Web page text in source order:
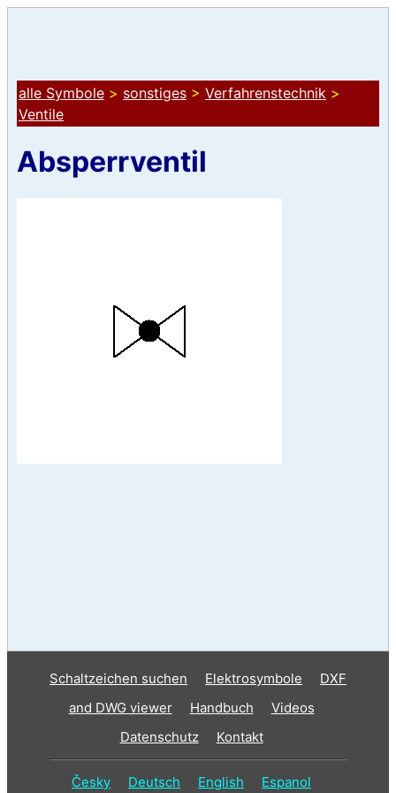
alle Symbole > sonstiges > Verfahrenstechnik >
Ventile
Absperrventil
Schaltzeichen suchen Elektrosymbole
DXF
and DWG viewer
Handbuch
Videos
Datenschutz
Kontakt
Česky Deutsch English Espanol